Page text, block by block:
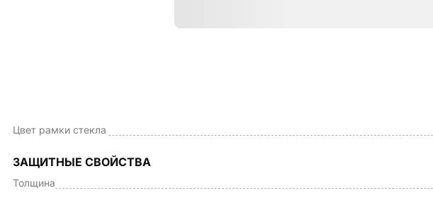
Цвет рамки стекла
ЗАЩИТНЫЕ СВОЙСТВА
Толщина